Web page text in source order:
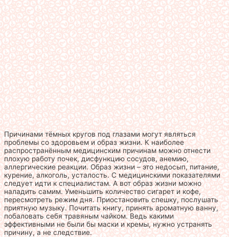
Причинами тёмных кругов под глазами могут являться
проблемы со здоровьем и образ жизни. К наиболее
распространённым медицинским причинам можно отнести
плохую работу почек, дисфункцию сосудов, анемию,
аллергические реакции. Образ жизни – это недосып, питание,
курение, алкоголь, усталость. С медицинскими показателями
следует идти к специалистам. А вот образ жизни можно
наладить самим. Уменьшить количество сигарет и кофе,
пересмотреть режим дня. Приостановить спешку, послушать
приятную музыку. Почитать книгу, принять ароматную ванну,
побаловать себя травяным чайком. Ведь какими
эффективными не были бы маски и кремы, нужно устранять
причину, а не следствие.